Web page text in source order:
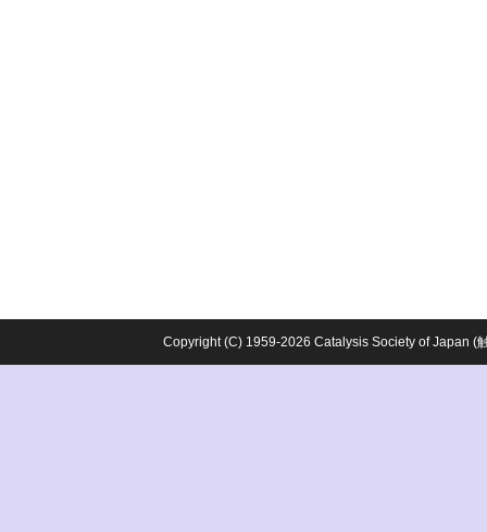
Copyright (C) 1959-2026 Catalysis Society of Japan (